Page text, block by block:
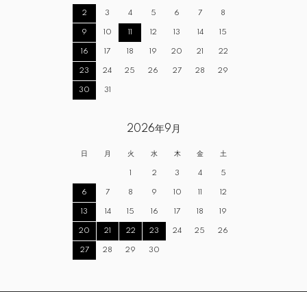
2 3 4 5 6 7 8
9 10 12 13 14 15
16 17 18 19 20 21 22
23 24 25 26 27 28 29
30 31
2026年9月
日 月 火 水 木 金 土
2 3 4 5
6 7 8 9 10 12
13 14 15 16 17 18 19
20 21 22 23 24 25 26
27 28 29 30